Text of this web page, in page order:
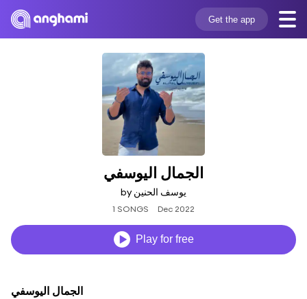
Get the app
الجمال اليوسفي
by يوسف الحنين
1 SONGS Dec 2022
Play for free
الجمال اليوسفي